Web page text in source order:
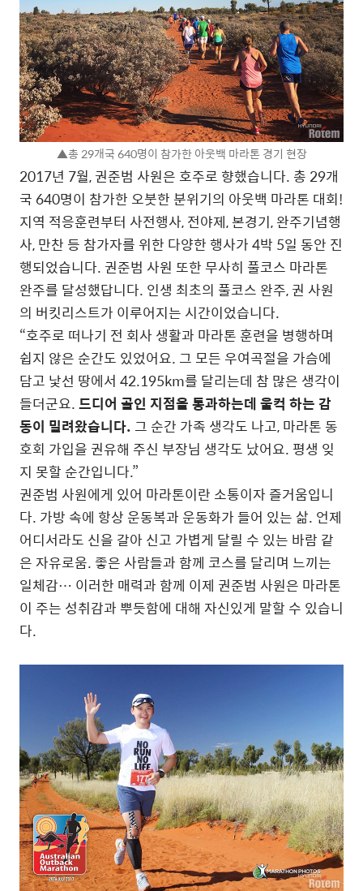
▲총 29개국 640명이 참가한 아웃백 마라톤 경기 현장
2017년 7월, 권준범 사원은 호주로 향했습니다. 총 29개
국 640명이 참가한 오붓한 분위기의 아웃백 마라톤 대회!
지역 적응훈련부터 사전행사, 전야제, 본경기, 완주기념행
사, 만찬 등 참가자를 위한 다양한 행사가 4박 5일 동안 진
행되었습니다. 권준범 사원 또한 무사히 풀코스 마라톤
완주를 달성했답니다. 인생 최초의 풀코스 완주, 권 사원
의 버킷리스트가 이루어지는 시간이었습니다.
“호주로 떠나기 전 회사 생활과 마라톤 훈련을 병행하며
쉽지 않은 순간도 있었어요. 그 모든 우여곡절을 가슴에
담고 낯선 땅에서 42.195km를 달리는데 참 많은 생각이
들더군요.드디어 골인 지점을 통과하는데 울컥 하는 감
동이 밀려왔습니다. 그 순간 가족 생각도 나고, 마라톤 동
호회 가입을 권유해 주신 부장님 생각도 났어요. 평생 잊
지 못할 순간입니다.”
권준범 사원에게 있어 마라톤이란 소통이자 즐거움입니
다. 가방 속에 항상 운동복과 운동화가 들어 있는 삶. 언제
어디서라도 신을 갈아 신고 가볍게 달릴 수 있는 바람 같
은 자유로움. 좋은 사람들과 함께 코스를 달리며 느끼는
일체감… 이러한 매력과 함께 이제 권준범 사원은 마라톤
이 주는 성취감과 뿌듯함에 대해 자신있게 말할 수 있습니
다.